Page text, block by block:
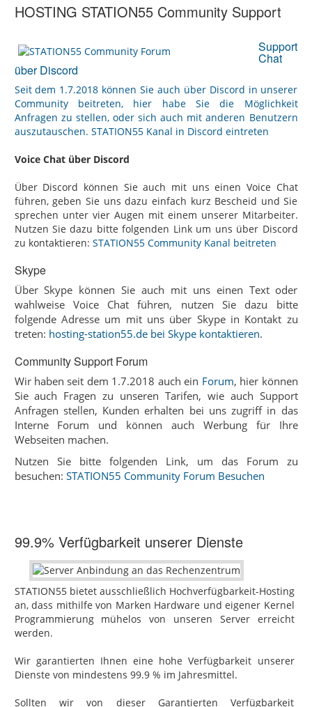
HOSTING STATION55 Community Support
Support
Chat
über Discord
Seit dem 1.7.2018 können Sie auch über Discord in unserer
Community beitreten, hier habe Sie die Möglichkeit
Anfragen zu stellen, oder sich auch mit anderen Benutzern
auszutauschen. STATION55 Kanal in Discord eintreten
Voice Chat über Discord
Über Discord können Sie auch mit uns einen Voice Chat
führen, geben Sie uns dazu einfach kurz Bescheid und Sie
sprechen unter vier Augen mit einem unserer Mitarbeiter.
Nutzen Sie dazu bitte folgenden Link um uns über Discord
zu kontaktieren: STATION55 Community Kanal beitreten
Skype
Über Skype können Sie auch mit uns einen Text oder
wahlweise Voice Chat führen, nutzen Sie dazu bitte
folgende Adresse um mit uns über Skype in Kontakt zu
treten: hosting-station55.de bei Skype kontaktieren.
Community Support Forum
Wir haben seit dem 1.7.2018 auch ein Forum, hier können
Sie auch Fragen zu unseren Tarifen, wie auch Support
Anfragen stellen, Kunden erhalten bei uns zugriff in das
Interne Forum und können auch Werbung für Ihre
Webseiten machen.
Nutzen Sie bitte folgenden Link, um das Forum zu
besuchen: STATION55 Community Forum Besuchen
99.9% Verfügbarkeit unserer Dienste
STATION55 bietet ausschließlich Hochverfügbarkeit-Hosting‎
an, dass mithilfe von Marken Hardware und eigener Kernel
Programmierung mühelos von unseren Server erreicht
werden.
Wir garantierten Ihnen eine hohe Verfügbarkeit unserer
Dienste von mindestens 99.9 % im Jahresmittel.
Sollten wir von dieser Garantierten Verfügbarkeit